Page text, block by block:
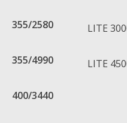
355/2580 LITE
355/4990 LITE
400/3440